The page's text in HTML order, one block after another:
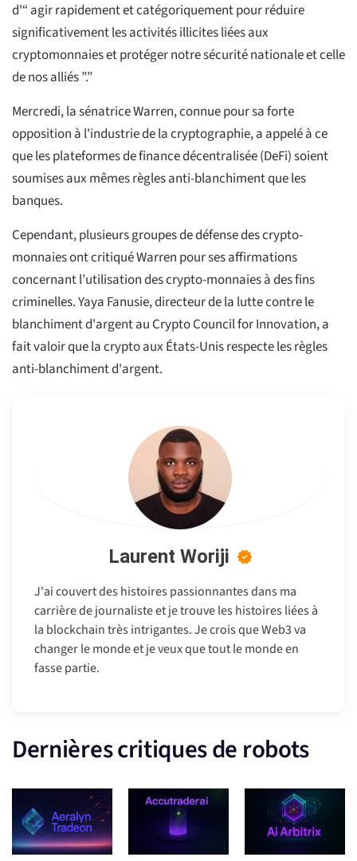
d'“ agir rapidement et catégoriquement pour réduire
significativement les activités illicites liées aux
cryptomonnaies et protéger notre sécurité nationale et celle
de nos alliés ”.”
Mercredi, la sénatrice Warren, connue pour sa forte
opposition à l'industrie de la cryptographie, a appelé à ce
que les plateformes de finance décentralisée (DeFi) soient
soumises aux mêmes règles anti-blanchiment que les
banques.
Cependant, plusieurs groupes de défense des crypto-
monnaies ont critiqué Warren pour ses affirmations
concernant l’utilisation des crypto-monnaies à des fins
criminelles. Yaya Fanusie, directeur de la lutte contre le
blanchiment d'argent au Crypto Council for Innovation, a
fait valoir que la crypto aux États-Unis respecte les règles
anti-blanchiment d'argent.
Laurent Woriji
J'ai couvert des histoires passionnantes dans ma
carrière de journaliste et je trouve les histoires liées à
la blockchain très intrigantes. Je crois que Web3 va
changer le monde et je veux que tout le monde en
fasse partie.
Dernières critiques de robots